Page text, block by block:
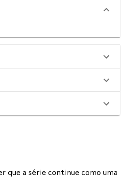
que a série continue como uma